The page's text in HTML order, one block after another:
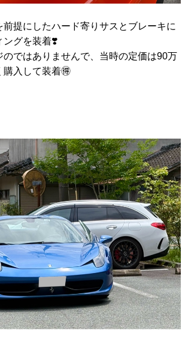
提にしたハード寄りサスとブレーキに
ングを装着❣️
のではありませんで、当時の定価は90万
購入して装着🉐